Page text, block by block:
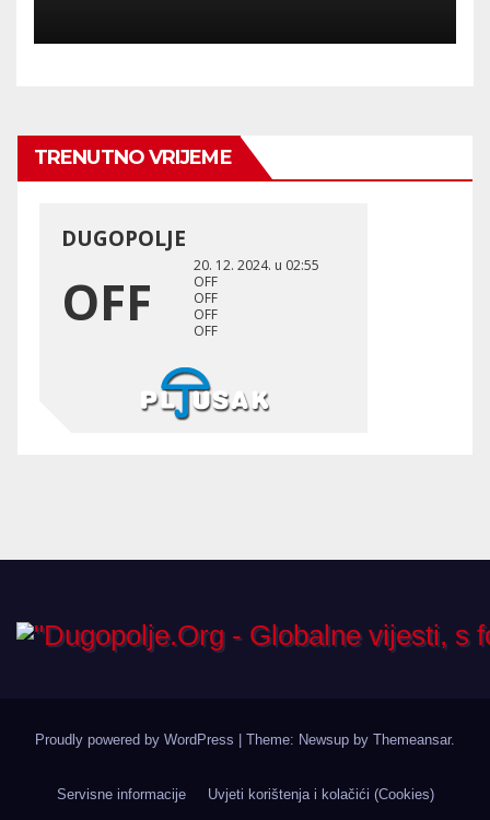
Ukraini.
TRENUTNO VRIJEME
Proudly powered by WordPress | Theme: Newsup by Themeansar.
Servisne informacije Uvjeti korištenja i kolačići (Cookies)